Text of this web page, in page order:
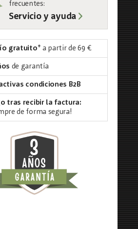
frecuentes:
Servicio y ayuda
gratuito* a partir de 69 €
de garantía
condiciones B2B
tras recibir la factura:
de forma segura!